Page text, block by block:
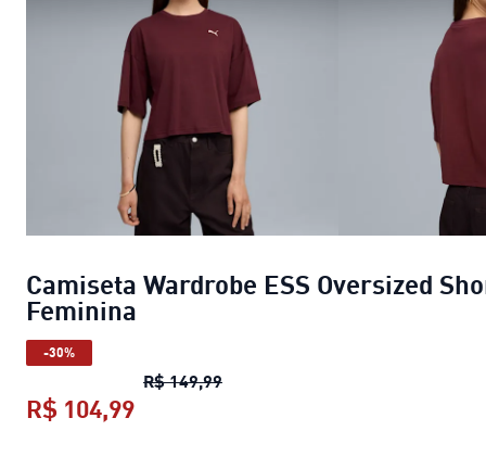
Camiseta Wardrobe ESS Oversized
Feminina
-30%
R$ 149,99Camiseta Wardrobe ESS
R$ 104,99